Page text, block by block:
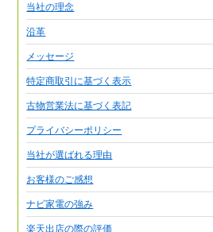
当社の理念
沿革
メッセージ
特定商取引に基づく表示
古物営業法に基づく表記
プライバシーポリシー
当社が選ばれる理由
お客様のご感想
ナビ家電の強み
楽天出店の際の評価